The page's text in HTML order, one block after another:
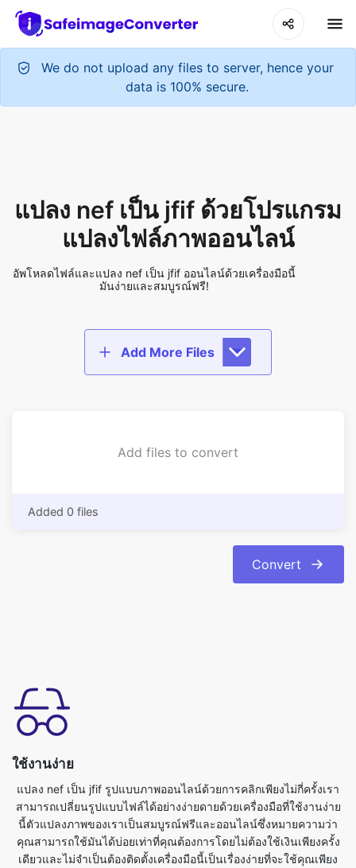
We do not upload any files to server, hence your
data is 100% secure.
อัพโหลดไฟล์และแปลง nef เป็น jfif ออนไลน์ด้วยเครื่องมือนี้
มันง่ายและสมบูรณ์ฟรี!
Add More Files
ใช้งานง่าย
แปลง nef เป็น jfif รูปแบบภาพออนไลน์ด้วยการคลิกเพียงไม่กี่ครั้งเรา
สามารถเปลี่ยนรูปแบบไฟล์ได้อย่างง่ายดายด้วยเครื่องมือที่ใช้งานง่าย
นี้ตัวแปลงภาพของเราเป็นสมบูรณ์ฟรีและออนไลน์ซึ่งหมายความว่า
เดียวและไม่จำเป็นต้องติดตั้งเครื่องมือนี้เป็นเรื่องง่ายที่จะใช้คุณเพียง
แค่ต้องอัปโหลดไฟล์ต้นฉบับและคุณจะได้รับแปลง jfif ไฟล์ภาพรูปแบบ